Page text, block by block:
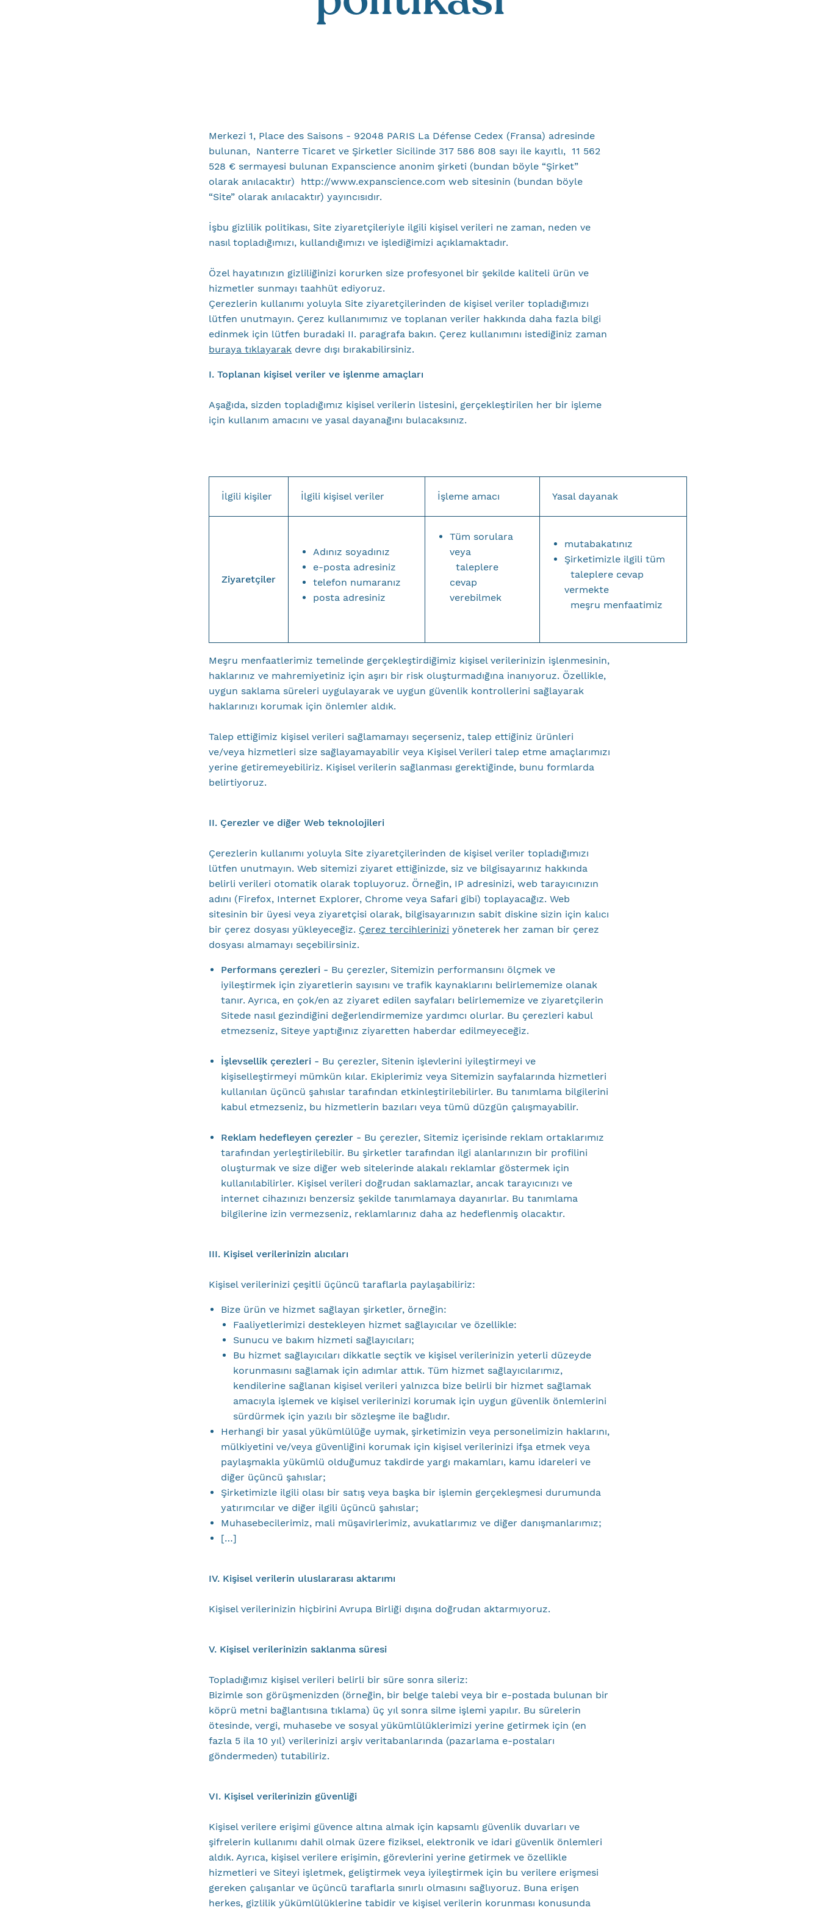
Merkezi 1, Place des Saisons - 92048 PARIS La Défense Cedex (Fransa) adresinde
bulunan, Nanterre Ticaret ve Şirketler Sicilinde 317 586 808 sayı ile kayıtlı, 11 562
528 € sermayesi bulunan Expanscience anonim şirketi (bundan böyle “Şirket”
olarak anılacaktır) http://www.expanscience.com web sitesinin (bundan böyle
“Site” olarak anılacaktır) yayıncısıdır.
İşbu gizlilik politikası, Site ziyaretçileriyle ilgili kişisel verileri ne zaman, neden ve
nasıl topladığımızı, kullandığımızı ve işlediğimizi açıklamaktadır.
Özel hayatınızın gizliliğinizi korurken size profesyonel bir şekilde kaliteli ürün ve
hizmetler sunmayı taahhüt ediyoruz.
Çerezlerin kullanımı yoluyla Site ziyaretçilerinden de kişisel veriler topladığımızı
lütfen unutmayın. Çerez kullanımımız ve toplanan veriler hakkında daha fazla bilgi
edinmek için lütfen buradaki II. paragrafa bakın. Çerez kullanımını istediğiniz zaman
buraya tıklayarak devre dışı bırakabilirsiniz.
I. Toplanan kişisel veriler ve işlenme amaçları
Aşağıda, sizden topladığımız kişisel verilerin listesini, gerçekleştirilen her bir işleme
için kullanım amacını ve yasal dayanağını bulacaksınız.
İlgili kişiler İlgili kişisel veriler İşleme amacı Yasal dayanak
Ziyaretçiler
Adınız soyadınız
e-posta adresiniz
telefon numaranız
posta adresiniz
Tüm sorulara
veya
taleplere
cevap
verebilmek
mutabakatınız
Şirketimizle ilgili tüm
taleplere cevap
vermekte
meşru menfaatimiz
Meşru menfaatlerimiz temelinde gerçekleştirdiğimiz kişisel verilerinizin işlenmesinin,
haklarınız ve mahremiyetiniz için aşırı bir risk oluşturmadığına inanıyoruz. Özellikle,
uygun saklama süreleri uygulayarak ve uygun güvenlik kontrollerini sağlayarak
haklarınızı korumak için önlemler aldık.
Talep ettiğimiz kişisel verileri sağlamamayı seçerseniz, talep ettiğiniz ürünleri
ve/veya hizmetleri size sağlayamayabilir veya Kişisel Verileri talep etme amaçlarımızı
yerine getiremeyebiliriz. Kişisel verilerin sağlanması gerektiğinde, bunu formlarda
belirtiyoruz.
II. Çerezler ve diğer Web teknolojileri
Çerezlerin kullanımı yoluyla Site ziyaretçilerinden de kişisel veriler topladığımızı
lütfen unutmayın. Web sitemizi ziyaret ettiğinizde, siz ve bilgisayarınız hakkında
belirli verileri otomatik olarak topluyoruz. Örneğin, IP adresinizi, web tarayıcınızın
adını (Firefox, Internet Explorer, Chrome veya Safari gibi) toplayacağız. Web
sitesinin bir üyesi veya ziyaretçisi olarak, bilgisayarınızın sabit diskine sizin için kalıcı
bir çerez dosyası yükleyeceğiz. Çerez tercihlerinizi yöneterek her zaman bir çerez
dosyası almamayı seçebilirsiniz.
Performans çerezleri - Bu çerezler, Sitemizin performansını ölçmek ve
iyileştirmek için ziyaretlerin sayısını ve trafik kaynaklarını belirlememize olanak
tanır. Ayrıca, en çok/en az ziyaret edilen sayfaları belirlememize ve ziyaretçilerin
Sitede nasıl gezindiğini değerlendirmemize yardımcı olurlar. Bu çerezleri kabul
etmezseniz, Siteye yaptığınız ziyaretten haberdar edilmeyeceğiz.
İşlevsellik çerezleri - Bu çerezler, Sitenin işlevlerini iyileştirmeyi ve
kişiselleştirmeyi mümkün kılar. Ekiplerimiz veya Sitemizin sayfalarında hizmetleri
kullanılan üçüncü şahıslar tarafından etkinleştirilebilirler. Bu tanımlama bilgilerini
kabul etmezseniz, bu hizmetlerin bazıları veya tümü düzgün çalışmayabilir.
Reklam hedefleyen çerezler - Bu çerezler, Sitemiz içerisinde reklam ortaklarımız
tarafından yerleştirilebilir. Bu şirketler tarafından ilgi alanlarınızın bir profilini
oluşturmak ve size diğer web sitelerinde alakalı reklamlar göstermek için
kullanılabilirler. Kişisel verileri doğrudan saklamazlar, ancak tarayıcınızı ve
internet cihazınızı benzersiz şekilde tanımlamaya dayanırlar. Bu tanımlama
bilgilerine izin vermezseniz, reklamlarınız daha az hedeflenmiş olacaktır.
III. Kişisel verilerinizin alıcıları
Kişisel verilerinizi çeşitli üçüncü taraflarla paylaşabiliriz:
Bize ürün ve hizmet sağlayan şirketler, örneğin:
Faaliyetlerimizi destekleyen hizmet sağlayıcılar ve özellikle:
Sunucu ve bakım hizmeti sağlayıcıları;
Bu hizmet sağlayıcıları dikkatle seçtik ve kişisel verilerinizin yeterli düzeyde
korunmasını sağlamak için adımlar attık. Tüm hizmet sağlayıcılarımız,
kendilerine sağlanan kişisel verileri yalnızca bize belirli bir hizmet sağlamak
amacıyla işlemek ve kişisel verilerinizi korumak için uygun güvenlik önlemlerini
sürdürmek için yazılı bir sözleşme ile bağlıdır.
Herhangi bir yasal yükümlülüğe uymak, şirketimizin veya personelimizin haklarını,
mülkiyetini ve/veya güvenliğini korumak için kişisel verilerinizi ifşa etmek veya
paylaşmakla yükümlü olduğumuz takdirde yargı makamları, kamu idareleri ve
diğer üçüncü şahıslar;
Şirketimizle ilgili olası bir satış veya başka bir işlemin gerçekleşmesi durumunda
yatırımcılar ve diğer ilgili üçüncü şahıslar;
Muhasebecilerimiz, mali müşavirlerimiz, avukatlarımız ve diğer danışmanlarımız;
[…]
IV. Kişisel verilerin uluslararası aktarımı
Kişisel verilerinizin hiçbirini Avrupa Birliği dışına doğrudan aktarmıyoruz.
V. Kişisel verilerinizin saklanma süresi
Topladığımız kişisel verileri belirli bir süre sonra sileriz:
Bizimle son görüşmenizden (örneğin, bir belge talebi veya bir e-postada bulunan bir
köprü metni bağlantısına tıklama) üç yıl sonra silme işlemi yapılır. Bu sürelerin
ötesinde, vergi, muhasebe ve sosyal yükümlülüklerimizi yerine getirmek için (en
fazla 5 ila 10 yıl) verilerinizi arşiv veritabanlarında (pazarlama e-postaları
göndermeden) tutabiliriz.
VI. Kişisel verilerinizin güvenliği
Kişisel verilere erişimi güvence altına almak için kapsamlı güvenlik duvarları ve
şifrelerin kullanımı dahil olmak üzere fiziksel, elektronik ve idari güvenlik önlemleri
aldık. Ayrıca, kişisel verilere erişimin, görevlerini yerine getirmek ve özellikle
hizmetleri ve Siteyi işletmek, geliştirmek veya iyileştirmek için bu verilere erişmesi
gereken çalışanlar ve üçüncü taraflarla sınırlı olmasını sağlıyoruz. Buna erişen
herkes, gizlilik yükümlülüklerine tabidir ve kişisel verilerin korunması konusunda